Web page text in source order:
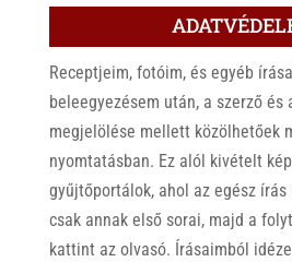
Receptjeim, fotóim, és egyéb
beleegyezésem után, a szerző
megjelölése mellett közölhetőek
nyomtatásban. Ez alól kivételt
gyűjtőportálok, ahol az egész írás
csak annak első sorai, majd a
kattint az olvasó. Írásaimból